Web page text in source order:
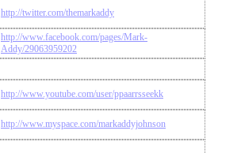
http://twitter.com/themarkaddy
http://www.facebook.com/pages/Mark-
Addy/29063959202
http://www.youtube.com/user/ppaarrsseekk
http://www.myspace.com/markaddyjohnson